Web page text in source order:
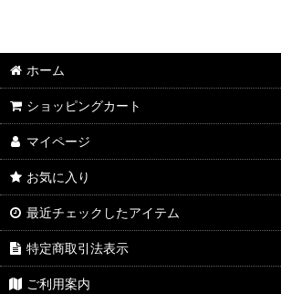
ホーム
ショッピングカート
マイページ
お気に入り
最近チェックしたアイテム
特定商取引法表示
ご利用案内